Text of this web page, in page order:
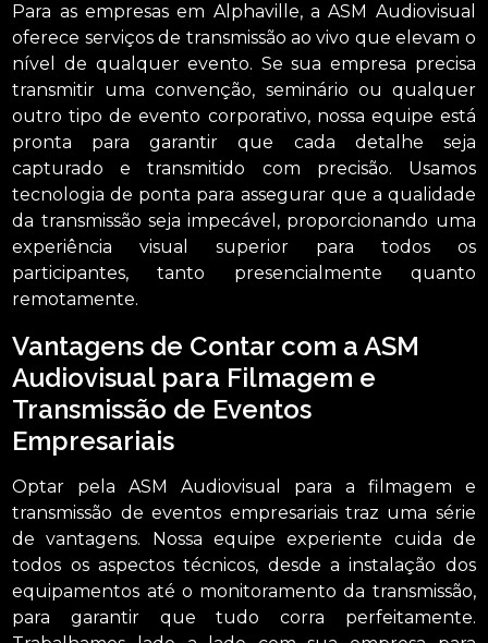
Para as empresas em Alphaville, a ASM Audiovisual
oferece serviços de transmissão ao vivo que elevam o
nível de qualquer evento. Se sua empresa precisa
transmitir uma convenção, seminário ou qualquer
outro tipo de evento corporativo, nossa equipe está
pronta para garantir que cada detalhe seja
capturado e transmitido com precisão. Usamos
tecnologia de ponta para assegurar que a qualidade
da transmissão seja impecável, proporcionando uma
experiência visual superior para todos os
participantes, tanto presencialmente quanto
remotamente.
Vantagens de Contar com a ASM
Audiovisual para Filmagem e
Transmissão de Eventos
Empresariais
Optar pela ASM Audiovisual para a filmagem e
transmissão de eventos empresariais traz uma série
de vantagens. Nossa equipe experiente cuida de
todos os aspectos técnicos, desde a instalação dos
equipamentos até o monitoramento da transmissão,
para garantir que tudo corra perfeitamente.